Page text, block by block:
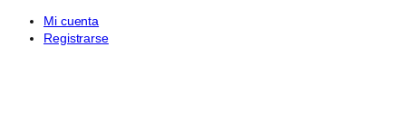
Mi cuenta
Registrarse